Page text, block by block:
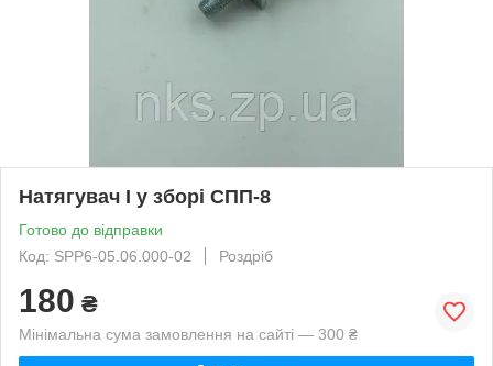
Натягувач I у зборі СПП-8
Готово до відправки
Код: SРР6-05.06.000-02
Роздріб
180 ₴
Мінімальна сума замовлення на сайті — 300 ₴